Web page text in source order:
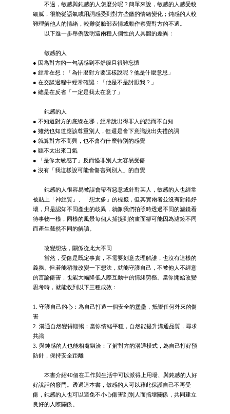
不過，敏感與鈍感的人怎麼分呢？簡單來說，敏感的人感受較
細膩，很能從語氣或用詞感受到對方些微的情緒變化；鈍感的人較
難理解他人的情緒，較難從臉部表情或動作察覺對方的不適。
以下進一步舉例說明這兩種人個性的人具體的差異：
敏感的人
● 因為對方的一句話感到不舒服且很難忘懷
● 經常在想：「為什麼對方要這樣說呢？他是什麼意思」
● 在交談過程中經常確認：「他是不是討厭我？」
● 總是在反省「一定是我太在意了」
鈍感的人
● 不知道對方的底線在哪，經常說出得罪人的話而不自知
● 雖然也知道應該尊重別人，但還是會下意識說出失禮的詞
● 就算對方不高興，也不會有什麼特別的感覺
● 聽不太出來口氣
● 「是你太敏感了」反而怪罪別人太容易受傷
● 沒有「我這樣說可能會傷害到別人」的自覺
鈍感的人很容易被誤會帶有惡意或針對某人，敏感的人也經常
被貼上「神經質」、「想太多」的標籤，但其實兩者並沒有對錯好
壞，只是認知不同產生的歧異，就像我們拍照時透過不同的濾鏡看
待事物一樣，同樣的風景每個人捕捉到的畫面卻可能因為濾鏡不同
而產生截然不同的解讀。
改變想法，關係從此大不同
當然，受傷是既定事實，不需要刻意去理解誰，也沒有這樣的
義務。但若能稍微改變一下想法，就能守護自己，不被他人不經意
的言論傷害，也能大幅降低人際互動中的情緒勞務。當你開始改變
思考時，就能收到以下三種成效：
1. 守護自己的心：為自己打造一個安全的堡壘，抵禦任何外來的傷
害
2. 溝通自然變得順暢：當你情緒平穩，自然能提升溝通品質，尋求
共識
3. 與鈍感的人也能相處融洽：了解對方的溝通模式，為自己打好預
防針，保持安全距離
本書介紹40個在工作與生活中可以派得上用場、與鈍感的人好
好說話的竅門。透過這本書，敏感的人可以藉此保護自己不再受
傷，鈍感的人也可以避免不小心傷害到別人而搞壞關係，共同建立
良好的人際關係。